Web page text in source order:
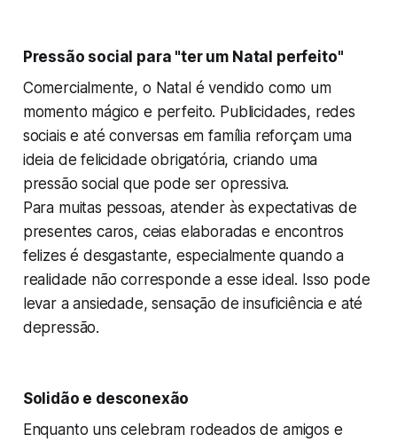
Pressão social para "ter um Natal perfeito"
Comercialmente, o Natal é vendido como um
momento mágico e perfeito. Publicidades, redes
sociais e até conversas em família reforçam uma
ideia de felicidade obrigatória, criando uma
pressão social que pode ser opressiva.
Para muitas pessoas, atender às expectativas de
presentes caros, ceias elaboradas e encontros
felizes é desgastante, especialmente quando a
realidade não corresponde a esse ideal. Isso pode
levar a ansiedade, sensação de insuficiência e até
depressão.
Solidão e desconexão
Enquanto uns celebram rodeados de amigos e